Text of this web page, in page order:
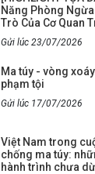
Năng Phòng Ngừa
Trò Của Cơ Quan
Gửi lúc 23/07/2026
Ma túy - vòng
phạm tội
Gửi lúc 17/07/2026
Việt Nam trong
chống ma túy:
hành trình chưa